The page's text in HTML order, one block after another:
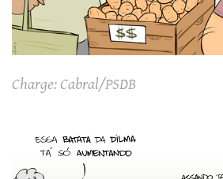
Charge: Cabral/PSDB